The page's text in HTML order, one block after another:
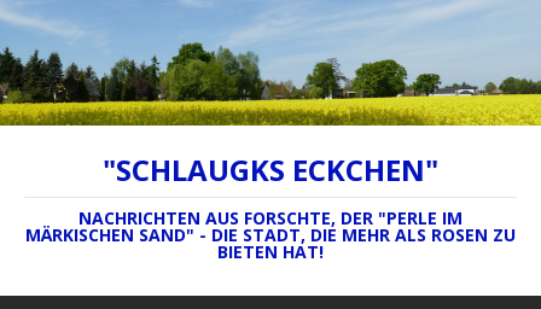
"SCHLAUGKS ECKCHEN"
NACHRICHTEN AUS FORSCHTE, DER "PERLE IM
MÄRKISCHEN SAND" - DIE STADT, DIE MEHR ALS ROSEN ZU
BIETEN HAT!